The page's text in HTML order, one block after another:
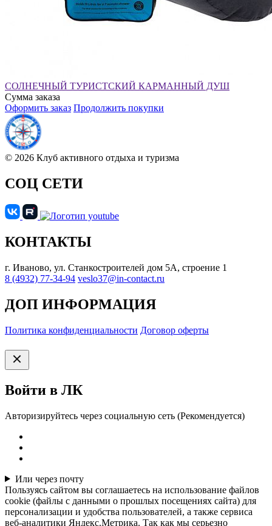
СОЛНЕЧНЫЙ ТУРИСТСКИЙ КАРМАННЫЙ ДУШ
Сумма заказа
Оформить заказ Продолжить покупки
© 2026 Клуб активного отдыха и туризма
СОЦ СЕТИ
КОНТАКТЫ
г. Иваново, ул. Станкостроителей дом 5А, строение 1
8 (4932) 77-34-94 veslo37@in-contact.ru
ДОП ИНФОРМАЦИЯ
Политика конфиденциальности Договор оферты
Войти в ЛК
Авторизируйтесь через социальную сеть (Рекомендуется)
Или через почту
Пользуясь сайтом вы соглашаетесь на использование файлов
cookie (файлы с данными о прошлых посещениях сайта) для
персонализации и удобства пользователей, а также сервиса
веб-аналитики Яндекс.Метрика. Так как мы серьезно